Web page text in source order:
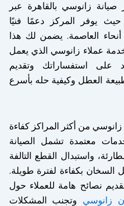
زانوسي بالقاهرة عبر
حيث يوفر المركز دعمًا فنيًا
أنحاء العاصمة. يضمن لك هذا
عملاء زانوسي الذي يعمل
على استفساراتك وتقديم
العطل وكيفية حله بأسرع
من أكثر المراكز كفاءة
معتمدة تشمل الصيانة
واستبدال القطع التالفة
بكفاءة لفترة طويلة.
نصائح هامة للعملاء حول
زانوسي وتجنب المشكلات